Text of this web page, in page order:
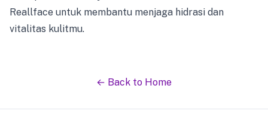
Reallface untuk membantu menjaga hidrasi dan
vitalitas kulitmu.
← Back to Home